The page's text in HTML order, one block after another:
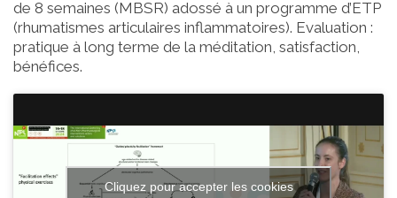
de 8 semaines (MBSR) adossé à un programme d’ETP
(rhumatismes articulaires inflammatoires). Evaluation :
pratique à long terme de la méditation, satisfaction,
bénéfices.
Cliquez pour accepter les cookies